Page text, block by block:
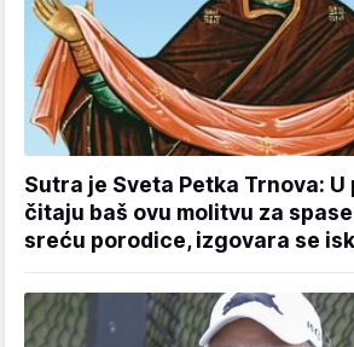
Sutra je Sveta Petka Trnova: U
čitaju baš ovu molitvu za
sreću porodice, izgovara se